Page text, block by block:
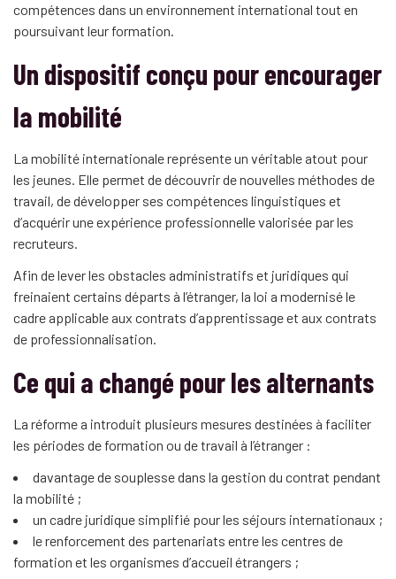
compétences dans un environnement international tout en
poursuivant leur formation.
Un dispositif conçu pour encourager
la mobilité
La mobilité internationale représente un véritable atout pour
les jeunes. Elle permet de découvrir de nouvelles méthodes de
travail, de développer ses compétences linguistiques et
d’acquérir une expérience professionnelle valorisée par les
recruteurs.
Afin de lever les obstacles administratifs et juridiques qui
freinaient certains départs à l’étranger, la loi a modernisé le
cadre applicable aux contrats d’apprentissage et aux contrats
de professionnalisation.
Ce qui a changé pour les alternants
La réforme a introduit plusieurs mesures destinées à faciliter
les périodes de formation ou de travail à l’étranger :
davantage de souplesse dans la gestion du contrat pendant
la mobilité ;
un cadre juridique simplifié pour les séjours internationaux ;
le renforcement des partenariats entre les centres de
formation et les organismes d’accueil étrangers ;